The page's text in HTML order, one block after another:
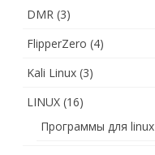
DMR (3)
FlipperZero (4)
Kali Linux (3)
LINUX (16)
Программы для linux